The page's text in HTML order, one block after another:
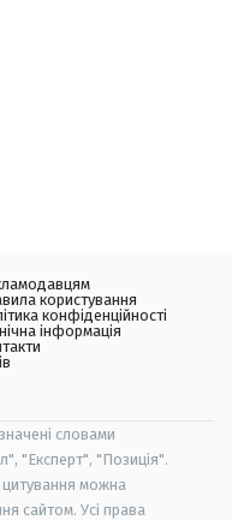
користування
конфіденційності
інформація
словами
"Експерт", "Позиція".
можна
сайтом. Усі права